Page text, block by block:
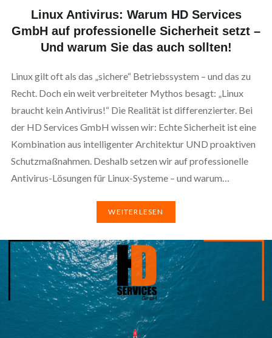
Linux Antivirus: Warum HD Services
GmbH auf professionelle Sicherheit setzt –
Und warum Sie das auch sollten!
Linux gilt oft als das „sichere“ Betriebssystem – und das zu
Recht. Doch ein weit verbreiteter Mythos besagt: „Linux
braucht kein Antivirus!“ Die Realität ist differenzierter. Bei
der HD Services GmbH wissen wir: Echte Sicherheit ist eine
Kombination aus intelligenter Architektur UND proaktiven
Schutzmaßnahmen. Deshalb setzen wir auf professionelle
Antivirus-Lösungen für Linux-Systeme – und warum…
WEITERLESEN